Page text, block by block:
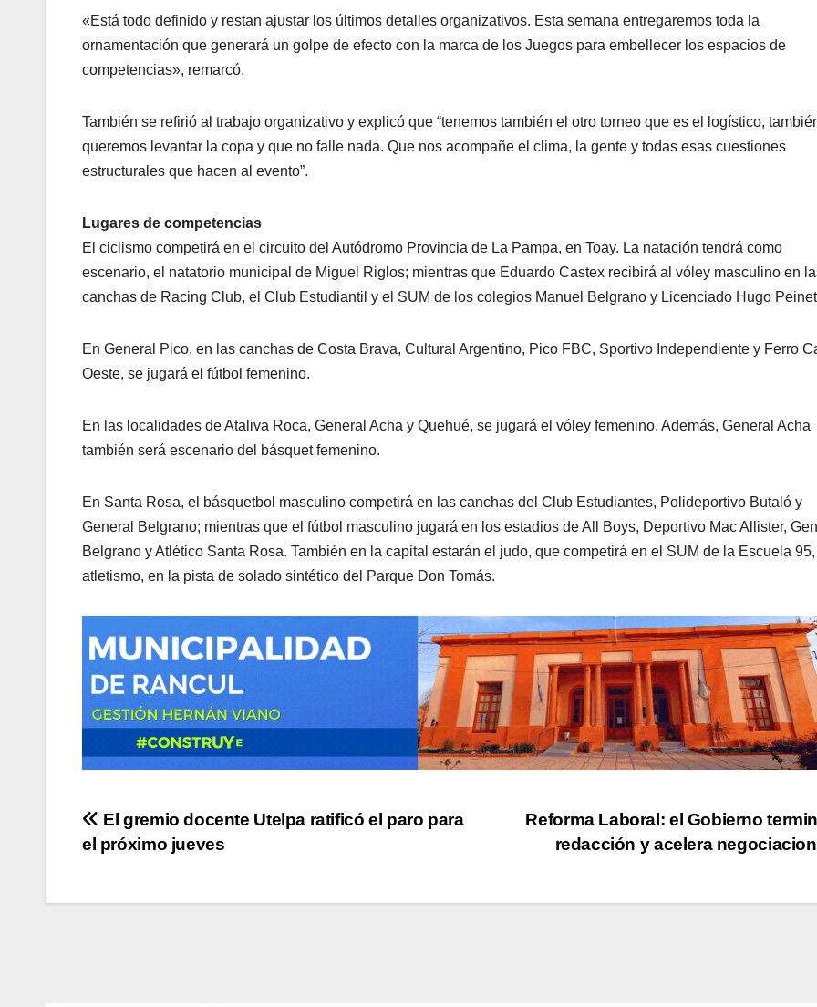
«Está todo definido y restan ajustar los últimos detalles organizativos. Esta semana entregaremos toda la
ornamentación que generará un golpe de efecto con la marca de los Juegos para embellecer los espacios de
competencias», remarcó.
También se refirió al trabajo organizativo y explicó que “tenemos también el otro torneo que es el logístico,
queremos levantar la copa y que no falle nada. Que nos acompañe el clima, la gente y todas esas cuestiones
estructurales que hacen al evento”.
Lugares de competencias
El ciclismo competirá en el circuito del Autódromo Provincia de La Pampa, en Toay. La natación tendrá como
escenario, el natatorio municipal de Miguel Riglos; mientras que Eduardo Castex recibirá al vóley masculino en
canchas de Racing Club, el Club Estudiantil y el SUM de los colegios Manuel Belgrano y Licenciado Hugo
En General Pico, en las canchas de Costa Brava, Cultural Argentino, Pico FBC, Sportivo Independiente y Ferro
Oeste, se jugará el fútbol femenino.
En las localidades de Ataliva Roca, General Acha y Quehué, se jugará el vóley femenino. Además, General Acha
también será escenario del básquet femenino.
En Santa Rosa, el básquetbol masculino competirá en las canchas del Club Estudiantes, Polideportivo Butaló y
General Belgrano; mientras que el fútbol masculino jugará en los estadios de All Boys, Deportivo Mac Allister,
Belgrano y Atlético Santa Rosa. También en la capital estarán el judo, que competirá en el SUM de la Escuela
atletismo, en la pista de solado sintético del Parque Don Tomás.
Navegación
de
entradas
Reforma Laboral: el Gobierno
redacción y acelera
El gremio docente Utelpa ratificó el paro para
el próximo jueves